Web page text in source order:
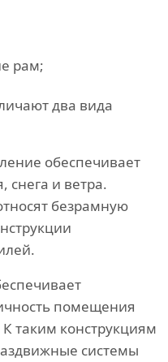
рам;
два вида
обеспечивает
снега и ветра.
безрамную
помещения
таким конструкциям
системы